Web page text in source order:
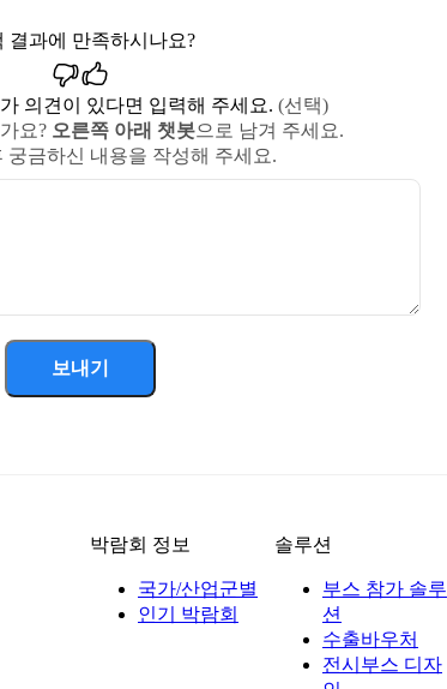
결과에 만족하시나요?
의견이 있다면 입력해 주세요. (선택)
요? 오른쪽 아래 챗봇으로 남겨 주세요.
궁금하신 내용을 작성해 주세요.
보내기
박람회 정보
국가/산업군별
인기 박람회
솔루션
부스 참가 솔루
션
수출바우처
전시부스 디자